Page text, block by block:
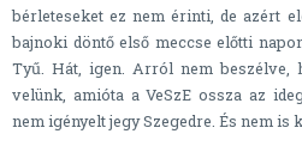
bérleteseket ez nem érinti, de azért
bajnoki döntő első meccse előtti
Tyű. Hát, igen. Arról nem
velünk, amióta a VeSzE ossza az
nem igényelt jegy Szegedre. És nem is